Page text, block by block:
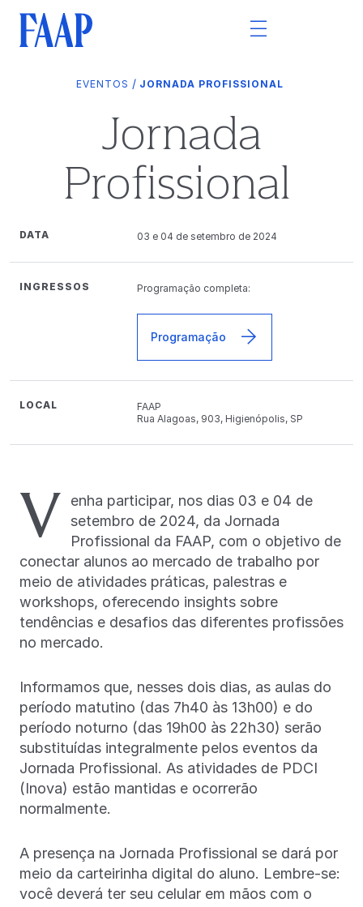
EVENTOS / JORNADA PROFISSIONAL
Jornada
Profissional
DATA 03 e 04 de setembro de 2024
INGRESSOS Programação completa:
Programação
LOCAL
FAAP
Rua Alagoas, 903, Higienópolis, SP
V
enha participar, nos dias 03 e 04 de
setembro de 2024, da Jornada
Profissional da FAAP, com o objetivo de
conectar alunos ao mercado de trabalho por
meio de atividades práticas, palestras e
workshops, oferecendo insights sobre
tendências e desafios das diferentes profissões
no mercado.
Informamos que, nesses dois dias, as aulas do
período matutino (das 7h40 às 13h00) e do
período noturno (das 19h00 às 22h30) serão
substituídas integralmente pelos eventos da
Jornada Profissional. As atividades de PDCI
(Inova) estão mantidas e ocorrerão
normalmente.
A presença na Jornada Profissional se dará por
meio da carteirinha digital do aluno. Lembre-se:
você deverá ter seu celular em mãos com o